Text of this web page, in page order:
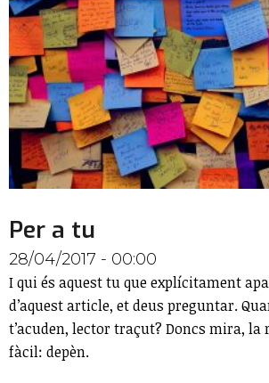
Per a tu
28/04/2017 - 00:00
I qui és aquest tu que explícitament
d’aquest article, et deus preguntar.
t’acuden, lector traçut? Doncs mira, la
fàcil: depèn.